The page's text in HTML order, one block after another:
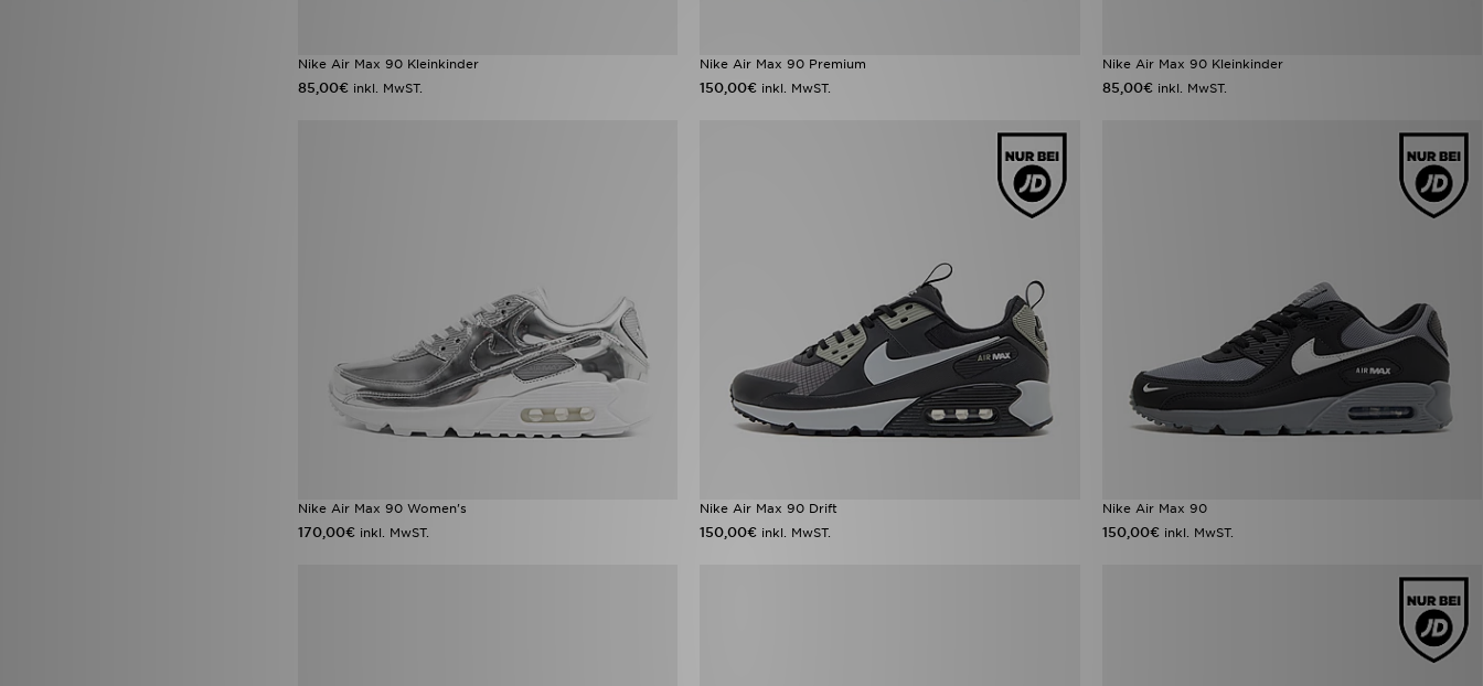
Nike Air Max 90 Kleinkinder
85,00€ inkl. MwST.
Nike Air Max 90 Premium
150,00€ inkl. MwST.
Nike Air Max 90 Kleinkinder
85,00€ inkl. MwST.
Nike Air Max 90 Women's
170,00€ inkl. MwST.
Nike Air Max 90 Drift
150,00€ inkl. MwST.
Nike Air Max 90
150,00€ inkl. MwST.